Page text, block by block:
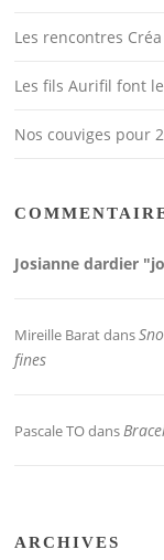
Les rencontres
Les fils Aurifil font
Nos couviges pour
Josianne dardier
Mireille Baratdans
fines
Pascale TOdans
ARCHIVES